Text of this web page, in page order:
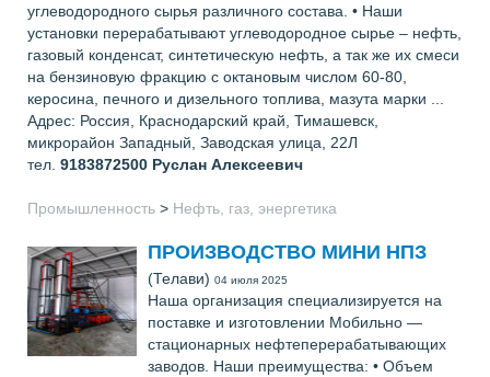
углеводородного сырья различного состава. • Наши
установки перерабатывают углеводородное сырье – нефть,
газовый конденсат, синтетическую нефть, а так же их смеси
на бензиновую фракцию с октановым числом 60-80,
керосина, печного и дизельного топлива, мазута марки ...
Адрес: Россия, Краснодарский край, Тимашевск,
микрорайон Западный, Заводская улица, 22Л
тел. 9183872500 Руслан Алексеевич
Промышленность > Нефть, газ, энергетика
ПРОИЗВОДСТВО МИНИ НПЗ
(Телави) 04 июля 2025
Наша организация специализируется на
поставке и изготовлении Мобильно —
стационарных нефтеперерабатывающих
заводов. Наши преимущества: • Объем